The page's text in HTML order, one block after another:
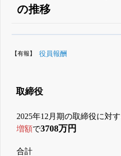
の推移
く追える
【有報】 役員報酬
取締役
2025年12月期の取締役に対
増額で3708万円
合計